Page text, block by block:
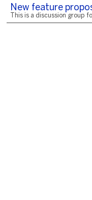
New feature
This is a discussion group